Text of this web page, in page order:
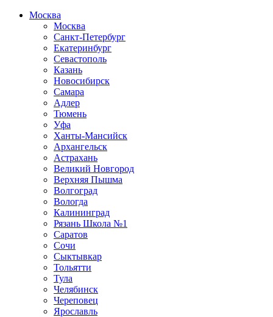
Москва
Москва
Санкт-Петербург
Екатеринбург
Севастополь
Казань
Новосибирск
Самара
Адлер
Тюмень
Уфа
Ханты-Мансийск
Архангельск
Астрахань
Великий Новгород
Верхняя Пышма
Волгоград
Вологда
Калининград
Рязань Школа №1
Саратов
Сочи
Сыктывкар
Тольятти
Тула
Челябинск
Череповец
Ярославль